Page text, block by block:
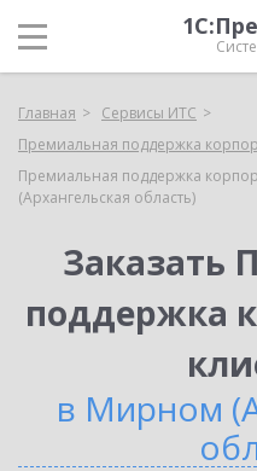
Главная
Сервисы ИТС
Премиальная поддержка
Премиальная поддержка
(Архангельская область)
Заказать
поддержка
в Мирном